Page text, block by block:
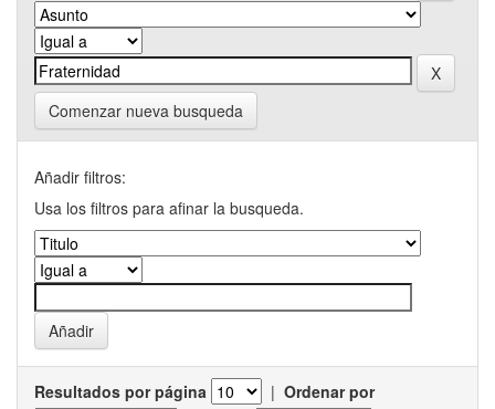
Comenzar nueva busqueda
Añadir filtros:
Usa los filtros para afinar la busqueda.
Resultados por página | Ordenar por